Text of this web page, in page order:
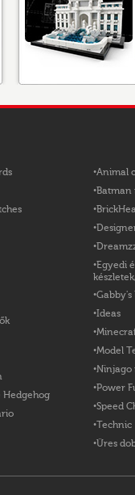
Hedgehog
Animal
Batman
Egyedi
Gabby's
Ideas
Model
Ninjago
Power
Speed
Technic
Üres